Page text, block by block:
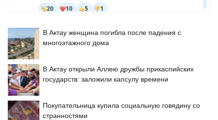
В Актау женщина погибла после падения с
многоэтажного дома
В Актау открыли Аллею дружбы прикаспийских
государств: заложили капсулу времени
Покупательница купила социальную говядину со
странностями